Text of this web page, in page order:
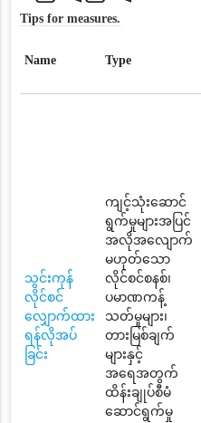
Tips for measures.
Name Type
သွင်းကုန်
လိုင်စင်
လျှောက်ထား
ရန်လိုအပ်
ခြင်း
ကျင့်သုံးဆောင်
ရွက်မှုများအပြင်
အလိုအလျောက်
မဟုတ်သော
လိုင်စင်စနစ်၊
ပမာဏကန့်
သတ်မှုများ၊
တားမြစ်ချက်
များနှင့်
အရေအတွက်
ထိန်းချုပ်စီမံ
ဆောင်ရွက်မှု